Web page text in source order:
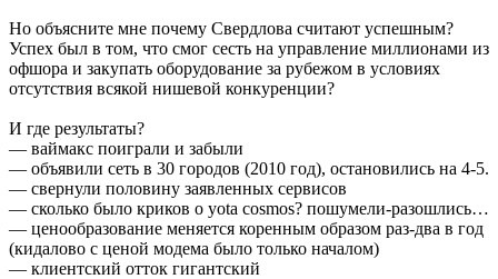
Но объясните мне почему Свердлова считают успешным?
Успех был в том, что смог сесть на управление миллионами из
офшора и закупать оборудование за рубежом в условиях
отсутствия всякой нишевой конкуренции?
И где результаты?
— ваймакс поиграли и забыли
— объявили сеть в 30 городов (2010 год), остановились на 4-5.
— свернули половину заявленных сервисов
— сколько было криков о yota cosmos? пошумели-разошлись…
— ценообразование меняется коренным образом раз-два в год
(кидалово с ценой модема было только началом)
— клиентский отток гигантский